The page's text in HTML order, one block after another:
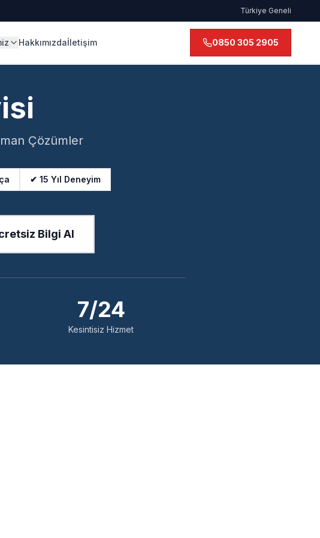
Türkiye Geneli
Hakkımızdaİletişim 0850 305 2905
Çözümler
✔ 15 Yıl Deneyim
Bilgi Al
7/24
Kesintisiz Hizmet